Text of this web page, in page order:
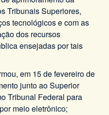
Tribunais Superiores,
tecnológicos e com as
dos recursos
ensejadas por tais
em 15 de fevereiro de
junto ao Superior
Tribunal Federal para
meio eletrônico;